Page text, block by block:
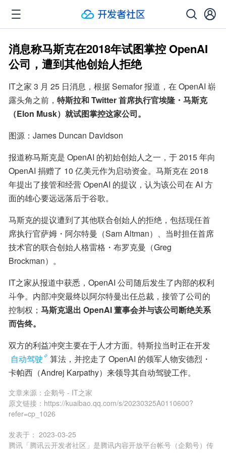
消息称马斯克在2018年试图掌控 OpenAI
公司，遭到其他创始人拒绝
IT之家 3 月 25 日消息，根据 Semafor 报道，在 OpenAI 崭
露头角之前， 特斯拉和 Twitter 首席执行官埃隆・马斯克
（Elon Musk）就试图掌控这家公司。
图源：James Duncan Davidson
报道称马斯克是 OpenAI 的初始创始人之一，于 2015 年向
OpenAI 捐赠了 10 亿美元作为启动资金。马斯克在 2018
年提出了接管和经营 OpenAI 的提议，认为该公司在 AI 方
面的雄心要远远落后于谷歌。
马斯克的提议遭到了其他联合创始人的拒绝，包括现任首
席执行官萨姆・阿尔特曼（Sam Altman）、当时担任首席
技术官的联合创始人格雷格・布罗克曼（Greg
Brockman）。
IT之家从报道中获悉，OpenAI 公司随后发生了内部的权利
斗争。内部冲突最终以阿尔特曼出任总裁，接管了公司的
控制权； 马斯克退出 OpenAI 董事会并与该公司断绝关系
而告终。
双方的利益冲突主要在于人才方面。特斯拉当时正在开发
自动驾驶
算法，并挖走了 OpenAI 的领军人物安德烈・
卡帕西（Andrej Karpathy）来领导其自动驾驶工作。
文章来源： 企鹅号 - IT之家
原文链接： https://kuaibao.qq.com/s/20230325A0110600?
refer=cp_1026
发表于： 2023-03-25
腾讯「腾讯云开发者社区」是腾讯内容开放平台帐号（企鹅号）传